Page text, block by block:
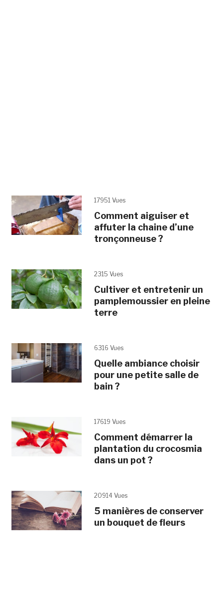
17951 Vues
Comment aiguiser et
affuter la chaine d’une
tronçonneuse ?
2315 Vues
Cultiver et entretenir un
pamplemoussier en pleine
terre
6316 Vues
Quelle ambiance choisir
pour une petite salle de
bain ?
17619 Vues
Comment démarrer la
plantation du crocosmia
dans un pot ?
20914 Vues
5 manières de conserver
un bouquet de fleurs